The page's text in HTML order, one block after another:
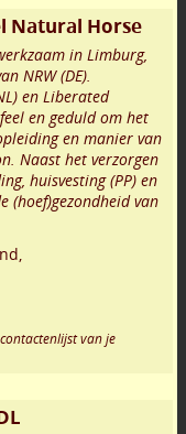
Natural Horse
in Limburg,
NRW (DE).
en Liberated
en geduld om het
en manier van
Naast het verzorgen
huisvesting (PP) en
(hoef)gezondheid van
van je